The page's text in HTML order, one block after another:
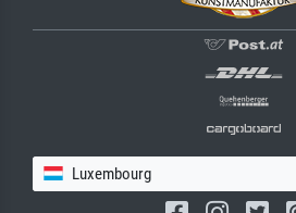
Luxembourg